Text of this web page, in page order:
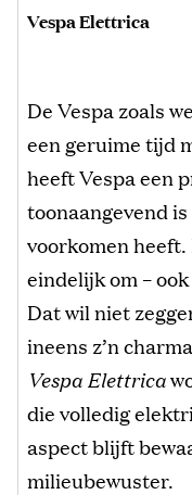
Vespa Elettrica
De Vespa zoals
een geruime tijd
heeft Vespa een
toonaangevend
voorkomen
eindelijk om –
Dat wil niet
ineens z’n
Vespa Elettrica
die volledig
aspect blijft
milieubewuster.